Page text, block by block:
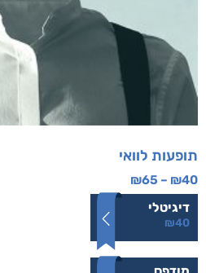
תופעות לוואי
₪40
–
₪65
דיגיטלי
₪40